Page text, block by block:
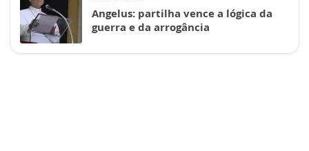
Angelus: partilha vence a lógica da
guerra e da arrogância